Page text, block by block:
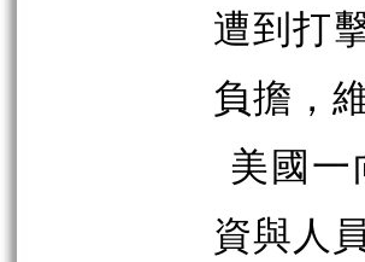
遭到打
負擔，
美國
資與人